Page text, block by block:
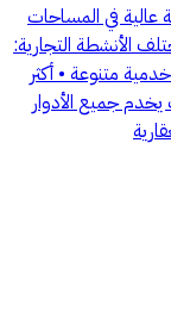
في المساحات
الأنشطة التجارية:
متنوعة • أكثر
يخدم جميع الأدوار